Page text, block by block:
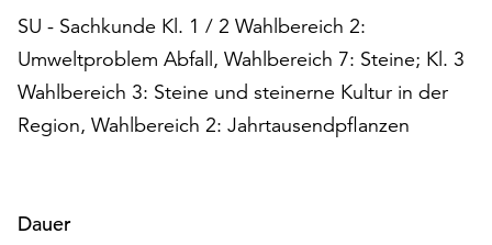
am
Ende
der
Seite
die
Schaltfläche
zur
SU - Sachkunde Kl. 1 / 2 Wahlbereich 2:
Umweltproblem Abfall, Wahlbereich 7: Steine; Kl. 3
Wahlbereich 3: Steine und steinerne Kultur in der
Region, Wahlbereich 2: Jahrtausendpflanzen
Dauer